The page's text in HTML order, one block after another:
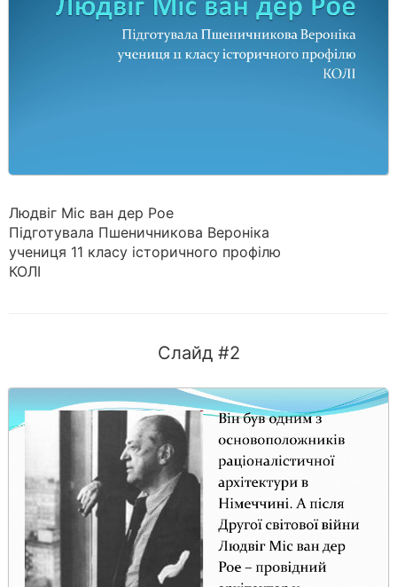
Людвіг Міс ван дер Рое
Підготувала Пшеничникова Вероніка
учениця 11 класу історичного профілю
КОЛІ
Слайд #2